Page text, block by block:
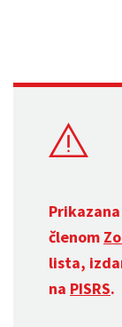
členom
lista,
na PISRS.